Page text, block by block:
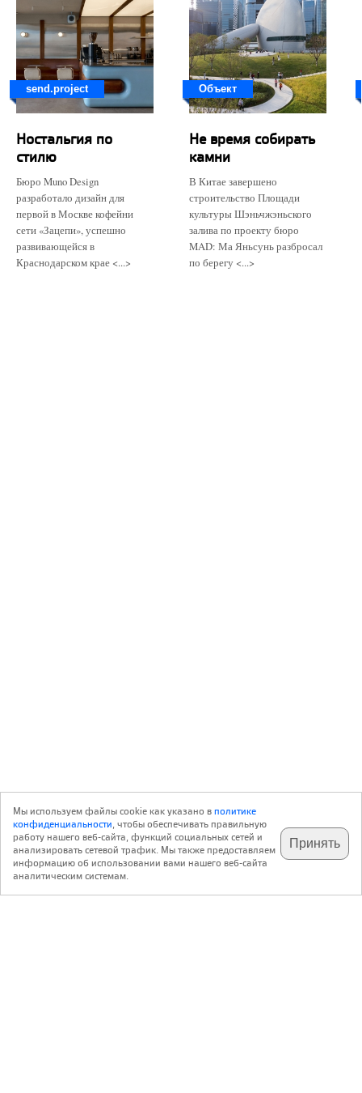
send.project
Ностальгия по
стилю
Бюро Muno Design
разработало дизайн для
первой в Москве кофейни
сети «Зацепи», успешно
развивающейся в
Краснодарском крае <...>
Объект
Не время собирать
камни
В Китае завершено
строительство Площади
культуры Шэньчжэньского
залива по проекту бюро
MAD: Ма Яньсунь разбросал
по берегу <...>
подпишитесь на наш
телеграм @archi_ru
✕
с 20 июля 1999 г.
Мы используем файлы cookie как указано вполитике
конфиденциальности, чтобы обеспечивать правильную
работу нашего веб-сайта, функций социальных сетей и
анализировать сетевой трафик. Мы также предоставляем
информацию об использовании вами нашего веб-сайта
аналитическим системам.
Принять